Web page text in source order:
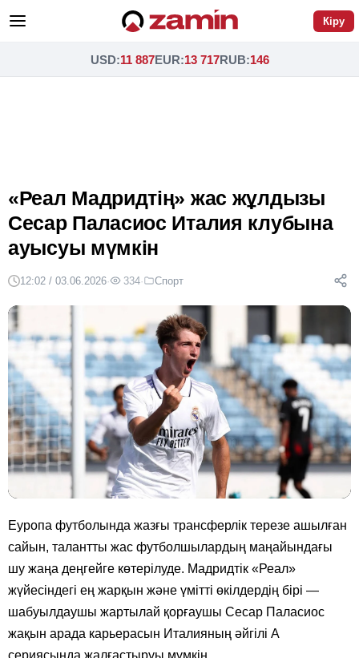
Кіру
USD:11 887EUR:13 717RUB:146
«Реал Мадридтің» жас жұлдызы
Сесар Паласиос Италия клубына
ауысуы мүмкін
12:02 / 03.06.2026· 334· Спорт
Еуропа футболында жазғы трансферлік терезе ашылған
сайын, талантты жас футболшылардың маңайындағы
шу жаңа деңгейге көтерілуде. Мадридтік «Реал»
жүйесіндегі ең жарқын және үмітті өкілдердің бірі —
шабуылдаушы жартылай қорғаушы Сесар Паласиос
жақын арада карьерасын Италияның әйгілі А
сериясында жалғастыруы мүмкін.